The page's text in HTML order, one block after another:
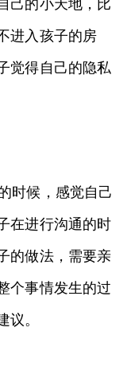
己的小天地，比
进入孩子的房
觉得自己的隐私
时候，感觉自己
在进行沟通的时
的做法，需要亲
个事情发生的过
议。